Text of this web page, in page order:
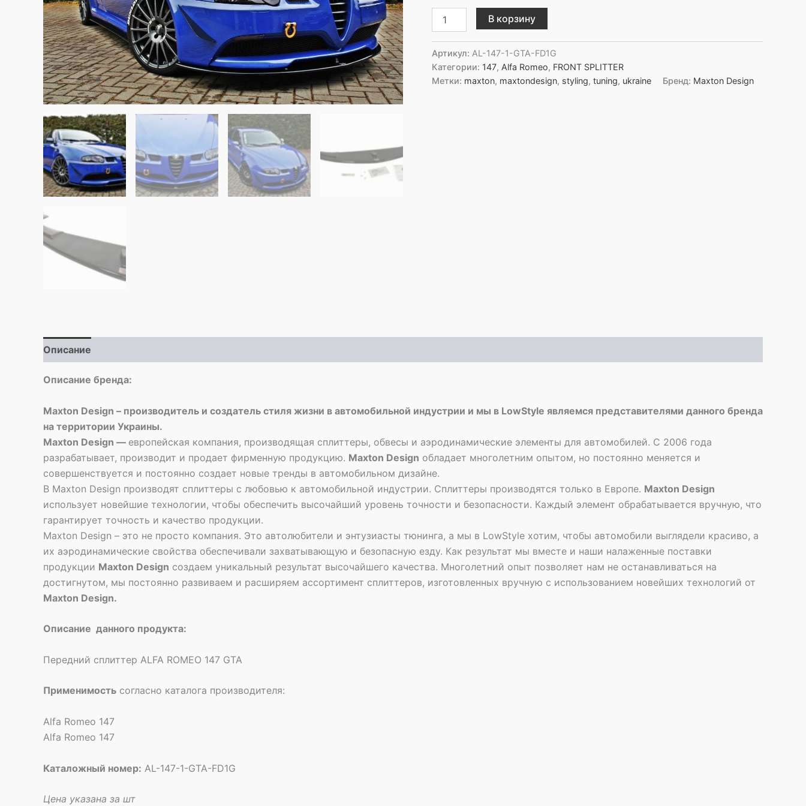
товара
Design
Передний
сплиттер
ALFA
В корзину
Артикул: AL-147-1-GTA-FD1G
Категории: 147, Alfa Romeo, FRONT SPLITTER
Метки: maxton, maxtondesign, styling, tuning, ukraine Бренд: Maxton Design
Описание
Описание бренда:
Maxton Design – производитель и создатель стиля жизни в автомобильной индустрии и мы в LowStyle являемся представителями данного бренда
на территории Украины.
Maxton Design — европейская компания, производящая сплиттеры, обвесы и аэродинамические элементы для автомобилей. С 2006 года
разрабатывает, производит и продает фирменную продукцию. Maxton Design обладает многолетним опытом, но постоянно меняется и
совершенствуется и постоянно создает новые тренды в автомобильном дизайне.
В Maxton Design производят сплиттеры с любовью к автомобильной индустрии. Сплиттеры производятся только в Европе. Maxton Design
использует новейшие технологии, чтобы обеспечить высочайший уровень точности и безопасности. Каждый элемент обрабатывается вручную, что
гарантирует точность и качество продукции.
Maxton Design – это не просто компания. Это автолюбители и энтузиасты тюнинга, а мы в LowStyle хотим, чтобы автомобили выглядели красиво, а
их аэродинамические свойства обеспечивали захватывающую и безопасную езду. Как результат мы вместе и наши налаженные поставки
продукции Maxton Design создаем уникальный результат высочайшего качества. Многолетний опыт позволяет нам не останавливаться на
достигнутом, мы постоянно развиваем и расширяем ассортимент сплиттеров, изготовленных вручную с использованием новейших технологий от
Maxton Design.
Описание данного продукта:
Передний сплиттер ALFA ROMEO 147 GTA
Применимость согласно каталога производителя:
Alfa Romeo 147
Alfa Romeo 147
Каталожный номер: AL-147-1-GTA-FD1G
Цена указана за шт